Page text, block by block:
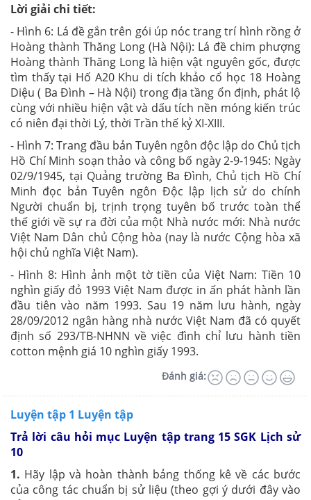
Lời giải chi tiết:
- Hình 6: Lá đề gắn trên gói úp nóc trang trí hình rồng ở
Hoàng thành Thăng Long (Hà Nội): Lá đề chim phượng
Hoàng thành Thăng Long là hiện vật nguyên gốc, được
tìm thấy tại Hố A20 Khu di tích khảo cổ học 18 Hoàng
Diệu ( Ba Đình – Hà Nội) trong địa tầng ổn định, phát lộ
cùng với nhiều hiện vật và dấu tích nền móng kiến trúc
có niên đại thời Lý, thời Trần thế kỷ XI-XIII.
- Hình 7: Trang đầu bản Tuyên ngôn độc lập do Chủ tịch
Hồ Chí Minh soạn thảo và công bố ngày 2-9-1945: Ngày
02/9/1945, tại Quảng trường Ba Đình, Chủ tịch Hồ Chí
Minh đọc bản Tuyên ngôn Độc lập lịch sử do chính
Người chuẩn bị, trịnh trọng tuyên bố trước toàn thể
thế giới về sự ra đời của một Nhà nước mới: Nhà nước
Việt Nam Dân chủ Cộng hòa (nay là nước Cộng hòa xã
hội chủ nghĩa Việt Nam).
- Hình 8: Hình ảnh một tờ tiền của Việt Nam: Tiền 10
nghìn giấy đỏ 1993 Việt Nam được in ấn phát hành lần
đầu tiên vào năm 1993. Sau 19 năm lưu hành, ngày
28/09/2012 ngân hàng nhà nước Việt Nam đã có quyết
định số 293/TB-NHNN về việc đình chỉ lưu hành tiền
cotton mệnh giá 10 nghìn giấy 1993.
Đánh giá:
Luyện tập 1 Luyện tập
Trả lời câu hỏi mục Luyện tập trang 15 SGK Lịch sử
10
1. Hãy lập và hoàn thành bảng thống kê về các bước
của công tác chuẩn bị sử liệu (theo gợi ý dưới đây vào